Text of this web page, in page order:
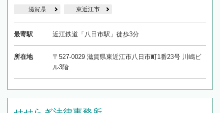
滋賀県 東近江市
最寄駅 近江鉄道「八日市駅」徒歩3分
所在地
〒527-0029 滋賀県東近江市八日市町1番23号 川嶋ビ
ル3階